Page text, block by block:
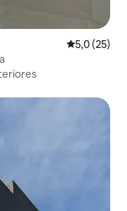
Calificación
5,0 (25)